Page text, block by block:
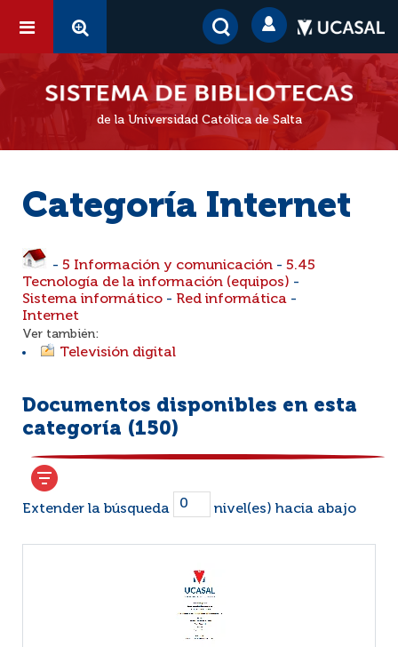
de la Universidad Católica de Salta
Categoría Internet
- 5 Información y comunicación - 5.45
Tecnología de la información (equipos) -
Sistema informático - Red informática -
Internet
Ver también:
Televisión digital
Documentos disponibles en esta
categoría (150)
Extender la búsqueda nivel(es) hacia abajo